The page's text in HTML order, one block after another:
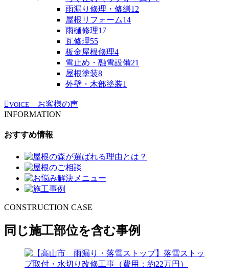
雨漏り修理・修繕12
屋根リフォーム14
雨樋修理17
瓦修理55
板金屋根修理4
雪止め・融雪設備21
屋根塗装8
外壁・木部塗装1
VOICE
お客様の声
INFORMATION
おすすめ情報
CONSTRUCTION CASE
同じ施工部位を含む事例